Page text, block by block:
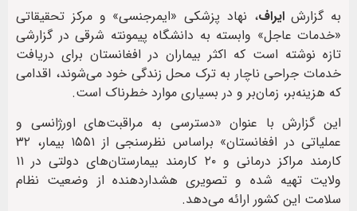
به گزارشایراف، نهاد پزشکی «ایمرجنسی» و مرکز تحقیقاتی
«خدمات عاجل» وابسته به دانشگاه پیمونته شرقی در گزارشی
تازه نوشته است که اکثر بیماران در افغانستان برای دریافت
خدمات جراحی ناچار به ترک محل زندگی خود می‌شوند، اقدامی
که هزینه‌بر، زمان‌بر و در بسیاری موارد خطرناک است.
این گزارش با عنوان «دسترسی به مراقبت‌های اورژانسی و
عملیاتی در افغانستان» براساس نظرسنجی از ۱۵۵۱ بیمار، ۳۲
کارمند مراکز درمانی و ۲۰ کارمند بیمارستان‌های دولتی در ۱۱
ولایت تهیه شده و تصویری هشداردهنده از وضعیت نظام
سلامت این کشور ارائه می‌دهد.